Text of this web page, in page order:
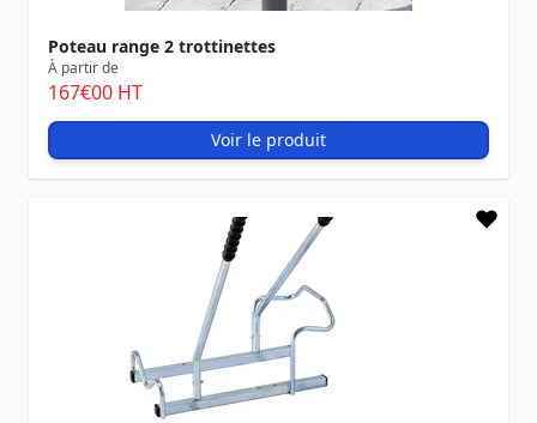
Poteau range 2 trottinettes
À partir de
167€00 HT
Voir le produit